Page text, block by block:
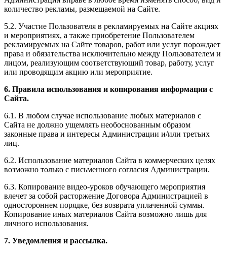
количество рекламы, размещаемой на Сайте.
5.2. Участие Пользователя в рекламируемых на Сайте акциях
и мероприятиях, а также приобретение Пользователем
рекламируемых на Сайте товаров, работ или услуг порождает
права и обязательства исключительно между Пользователем и
лицом, реализующим соответствующий товар, работу, услуг
или проводящим акцию или мероприятие.
6. Правила использования и копирования информации с
Сайта.
6.1. В любом случае использование любых материалов с
Сайта не должно ущемлять необоснованным образом
законные права и интересы Администрации и/или третьих
лиц.
6.2. Использование материалов Сайта в коммерческих целях
возможно только с письменного согласия Администрации.
6.3. Копирование видео-уроков обучающего мероприятия
влечет за собой расторжение Договора Администрацией в
одностороннем порядке, без возврата уплаченной суммы.
Копирование иных материалов Сайта возможно лишь для
личного использования.
7. Уведомления и рассылка.